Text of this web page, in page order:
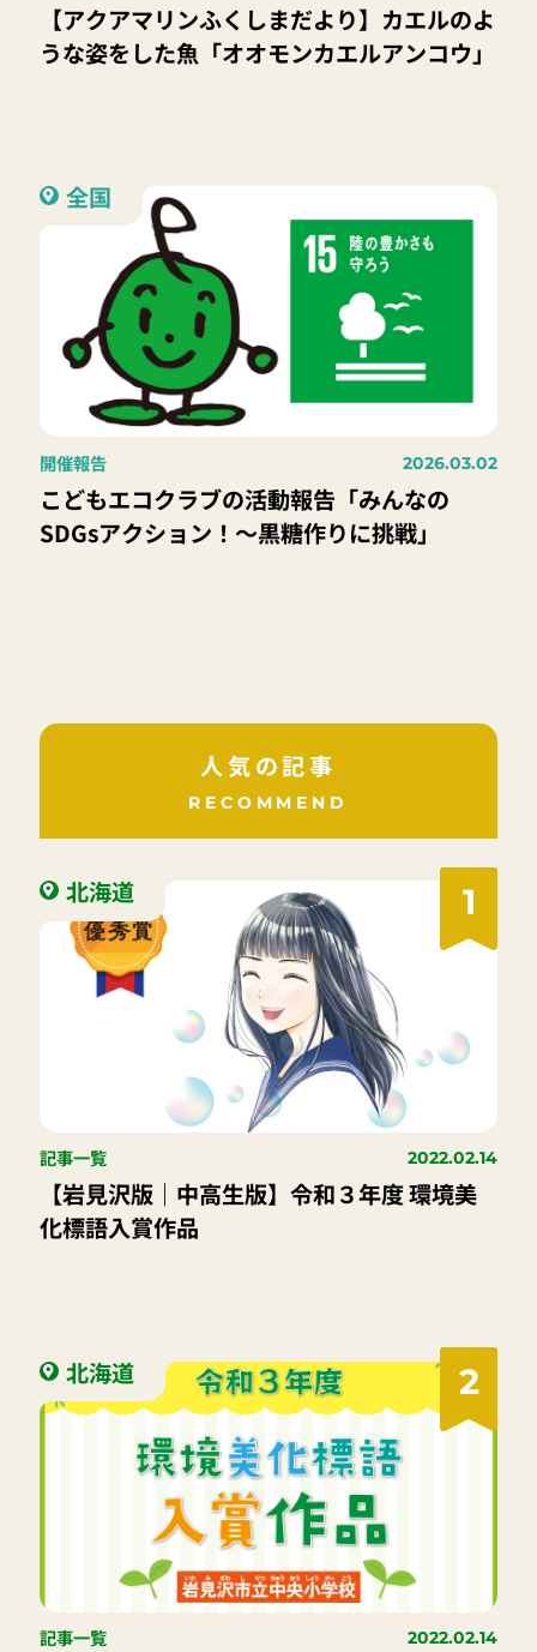
【アクアマリンふくしまだより】カエルのよ
うな姿をした魚「オオモンカエルアンコウ」
全国
開催報告 2026.03.02
こどもエコクラブの活動報告「みんなの
SDGsアクション！～黒糖作りに挑戦」
人気の記事
RECOMMEND
1
北海道
記事一覧 2022.02.14
【岩見沢版｜中高生版】令和３年度 環境美
化標語入賞作品
2
北海道
記事一覧 2022.02.14